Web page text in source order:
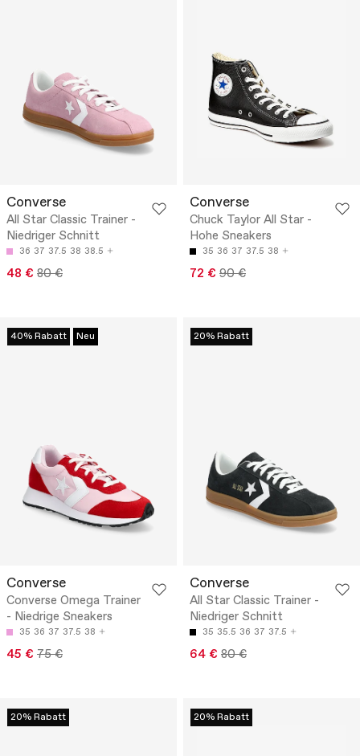
Converse
All Star Classic Trainer -
Niedriger Schnitt
36 37 37.5 38 38.5
48 € 80 €
Converse
Chuck Taylor All Star -
Hohe Sneakers
35 36 37 37.5 38
72 € 90 €
40% Rabatt Neu
Converse
Converse Omega Trainer
- Niedrige Sneakers
35 36 37 37.5 38
45 € 75 €
20% Rabatt
Converse
All Star Classic Trainer -
Niedriger Schnitt
35 35.5 36 37 37.5
64 € 80 €
20% Rabatt 20% Rabatt